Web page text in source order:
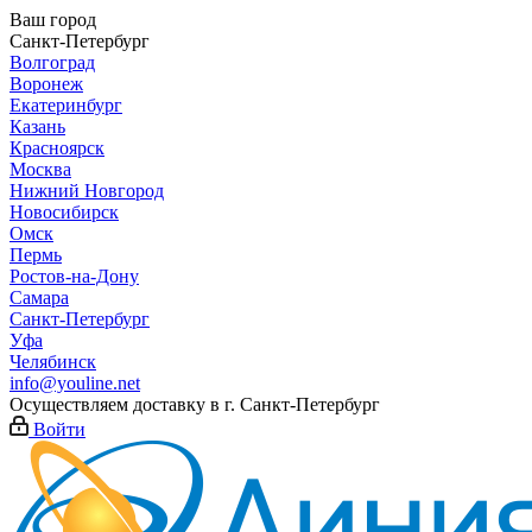
Ваш город
Санкт-Петербург
Волгоград
Воронеж
Екатеринбург
Казань
Красноярск
Москва
Нижний Новгород
Новосибирск
Омск
Пермь
Ростов-на-Дону
Самара
Санкт-Петербург
Уфа
Челябинск
info@youline.net
Осуществляем доставку в г. Санкт-Петербург
Войти